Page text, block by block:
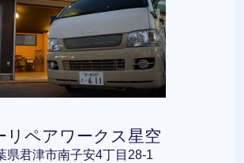
リペアワークス星空
県君津市南子安4丁目28-1